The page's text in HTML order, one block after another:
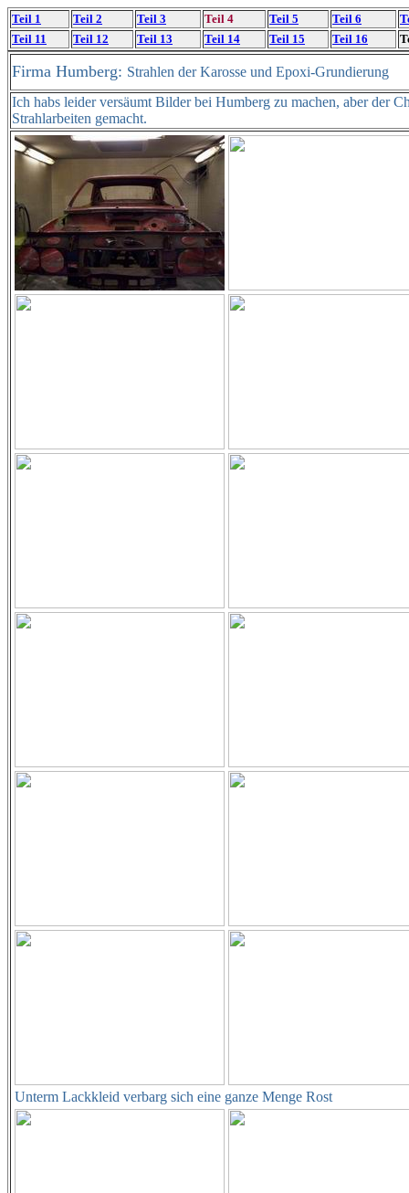
Teil 1 Teil 2 Teil 3 Teil 4 Teil 5 Teil 6
Teil 11
Teil 12 Teil 13 Teil 14 Teil 15 Teil 16
Firma Humberg: Strahlen der Karosse und Epoxi-Grundierung
Ich habs leider versäumt Bilder bei Humberg zu machen, aber der
Strahlarbeiten gemacht.
Unterm Lackkleid verbarg sich eine ganze Menge Rost